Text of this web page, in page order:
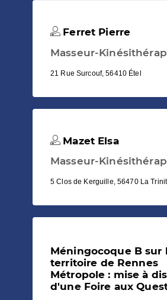
Ferret Pierre
Masseur-
21 Rue Surcouf, 56410 Étel
Mazet Elsa
Masseur-
5 Clos de Kerguille, 56470 La
Méningocoque B sur
territoire de Rennes
Métropole : mise à
d'une Foire aux